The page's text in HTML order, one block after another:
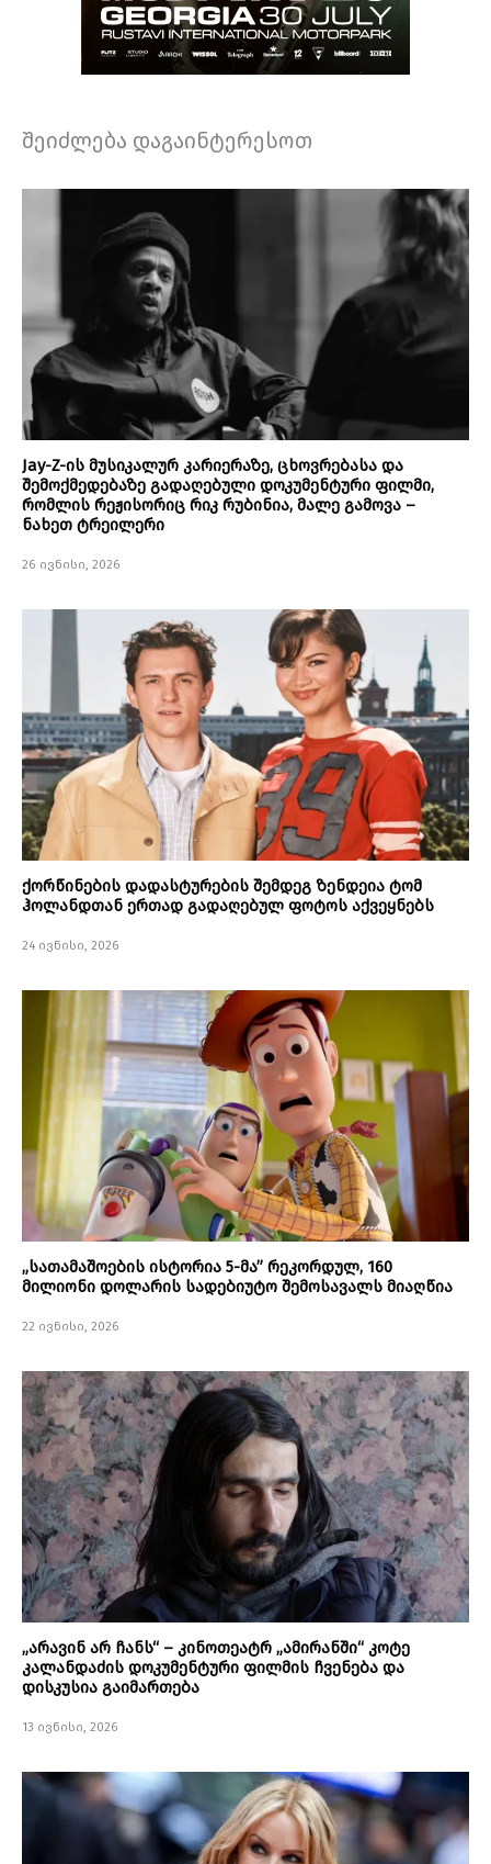
შეიძლება დაგაინტერესოთ
Jay-Z-ის მუსიკალურ კარიერაზე, ცხოვრებასა და
შემოქმედებაზე გადაღებული დოკუმენტური ფილმი,
რომლის რეჟისორიც რიკ რუბინია, მალე გამოვა –
ნახეთ ტრეილერი
26 ივნისი, 2026
ქორწინების დადასტურების შემდეგ ზენდეია ტომ
ჰოლანდთან ერთად გადაღებულ ფოტოს აქვეყნებს
24 ივნისი, 2026
„სათამაშოების ისტორია 5-მა” რეკორდულ, 160
მილიონი დოლარის სადებიუტო შემოსავალს მიაღწია
22 ივნისი, 2026
„არავინ არ ჩანს“ – კინოთეატრ „ამირანში“ კოტე
კალანდაძის დოკუმენტური ფილმის ჩვენება და
დისკუსია გაიმართება
13 ივნისი, 2026